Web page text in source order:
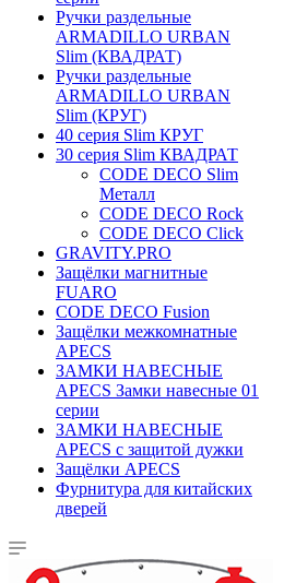
Ручки раздельные
ARMADILLO URBAN
Slim (КВАДРАТ)
Ручки раздельные
ARMADILLO URBAN
Slim (КРУГ)
40 серия Slim КРУГ
30 серия Slim КВАДРАТ
CODE DECO Slim
Металл
CODE DECO Rock
CODE DECO Click
GRAVITY.PRO
Защёлки магнитные
FUARO
CODE DECO Fusion
Защёлки межкомнатные
APECS
ЗАМКИ НАВЕСНЫЕ
APECS Замки навесные 01
серии
ЗАМКИ НАВЕСНЫЕ
APECS с защитой дужки
Защёлки APECS
Фурнитура для китайских
дверей